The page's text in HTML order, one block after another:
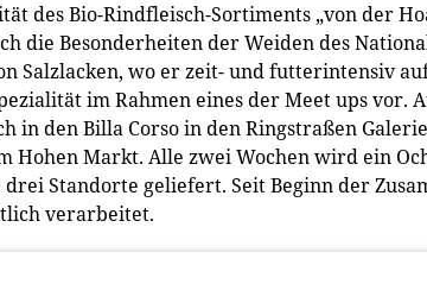
des Bio-Rindfleisch-Sortiments „von der
die Besonderheiten der Weiden des
Salzlacken, wo er zeit- und futterintensiv
im Rahmen eines der Meet ups vor.
in den Billa Corso in den Ringstraßen
Hohen Markt. Alle zwei Wochen wird ein
Standorte geliefert. Seit Beginn der
verarbeitet.